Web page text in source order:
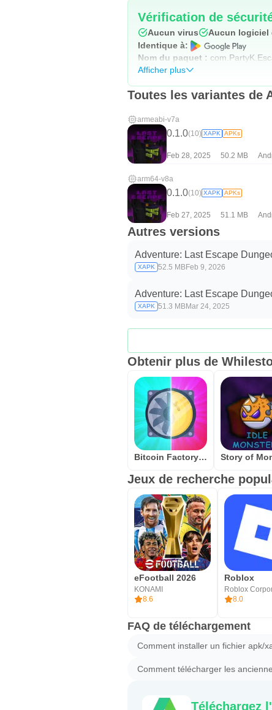
Vérification de
Aucun virus Aucun logiciel
Identique à:
Nom du paquet :
Afficher plus
Toutes les variantes de
armeabi-v7a
0.1.0(10) XAPK APKs
Feb 28, 2025 50.2 MB
arm64-v8a
0.1.0(10) XAPK APKs
Feb 27, 2025 51.1 MB
Autres versions
Adventure: Last Escape
XAPK 52.5 MBFeb 9, 2026
Adventure: Last Escape
XAPK 51.3 MBMar 24, 2025
Obtenir plus de
Bitcoin Factory Idle Miner BTC
Jeux de recherche
eFootball 2026
KONAMI
8.6
Roblox
Roblox
8.0
FAQ de téléchargement
Comment installer un fichier apk/
Comment télécharger les
Téléchargez